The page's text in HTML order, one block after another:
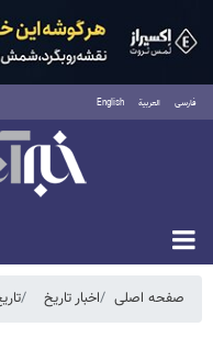
فارسی العربية English
شنبه ۱۷ مرداد ۱۴۰۵
صفحه اصلی اخبار تاریخ